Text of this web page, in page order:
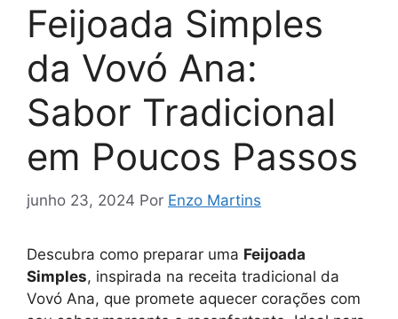
Feijoada Simples
da Vovó Ana:
Sabor Tradicional
em Poucos Passos
junho 23, 2024 Por Enzo Martins
Descubra como preparar uma Feijoada
Simples, inspirada na receita tradicional da
Vovó Ana, que promete aquecer corações com